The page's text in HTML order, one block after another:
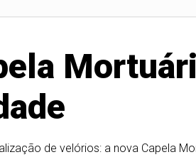
de velórios: a nova Capela